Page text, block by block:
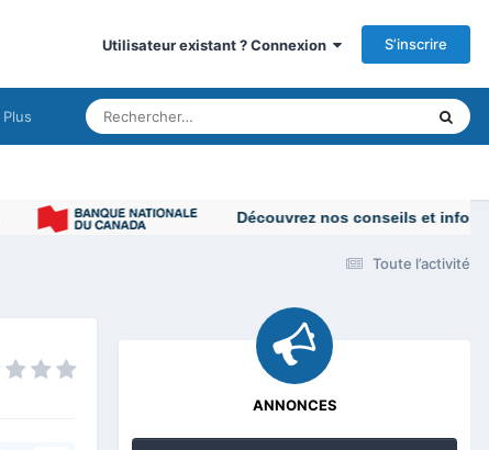
Utilisateur existant ? Connexion S’inscrire
Plus
Découvrez nos conseils et
Toute l’activité
ANNONCES